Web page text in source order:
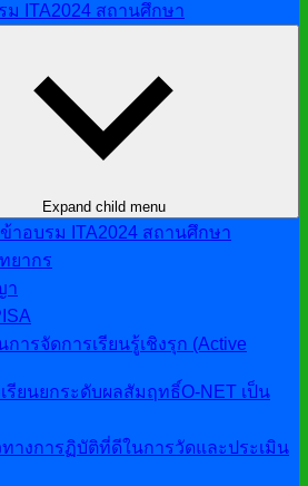
ม ITA2024 สถานศึกษา
Expand child menu
ข้าอบรม ITA2024 สถานศึกษา
ยากร
า
การจัดการเรียนรู้เชิงรุก (Active
รียนยกระดับผลสัมฤทธิ์O-NET เป็น
างการฏิบัติที่ดีในการวัดและประเมิน